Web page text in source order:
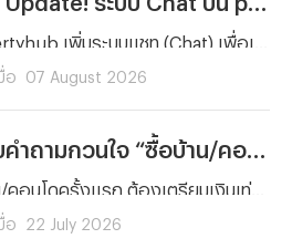
อ 07 August 2026
อ 22 July 2026